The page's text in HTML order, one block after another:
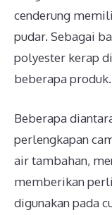
cenderung
pudar. Sebagai
polyester kerap
beberapa produk.
Beberapa
perlengkapan
air tambahan,
memberikan
digunakan pada